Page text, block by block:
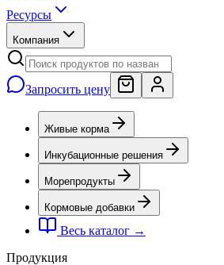
Ресурсы
Компания
Запросить цену
Живые корма
Инкубационные решения
Морепродукты
Кормовые добавки
Весь каталог →
Продукция